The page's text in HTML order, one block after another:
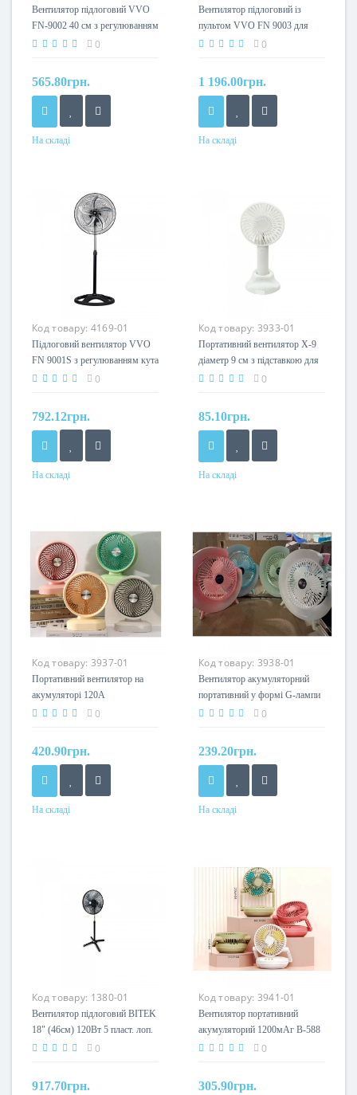
Вентилятор підлоговий VVO
FN-9002 40 см з регулюванням
висоти, нахилу та швидкості
0
565.80грн.
На складі
Вентилятор підлоговий із
пультом VVO FN 9003 для
дому та офісу
0
1 196.00грн.
На складі
Код товару: 4169-01
Підлоговий вентилятор VVO
FN 9001S з регулюванням кута
нахилу та потужності обдуву, 5
0
792.12грн.
На складі
Код товару: 3933-01
Портативний вентилятор X-9
діаметр 9 см з підставкою для
телефону
0
85.10грн.
На складі
Код товару: 3937-01
Портативний вентилятор на
акумуляторі 120А
0
420.90грн.
На складі
Код товару: 3938-01
Вентилятор акумуляторний
портативний у формі G-лампи
G-019
0
239.20грн.
На складі
Код товару: 1380-01
Вентилятор підлоговий BITEK
18" (46см) 120Вт 5 пласт. лоп.
BT-1881
0
917.70грн.
Код товару: 3941-01
Вентилятор портативний
акумуляторий 1200мАг B-588
0
305.90грн.